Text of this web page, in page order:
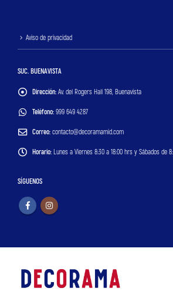
Aviso de privacidad
SUC. BUENAVISTA
Dirección: Av. del Rogers Hall 198, Buenavista
Teléfono: 999 649 4287
Correo: contacto@decoramamid.com
Horario: Lunes a Viernes 8:30 a 18:00 hrs y Sábados de
SÍGUENOS